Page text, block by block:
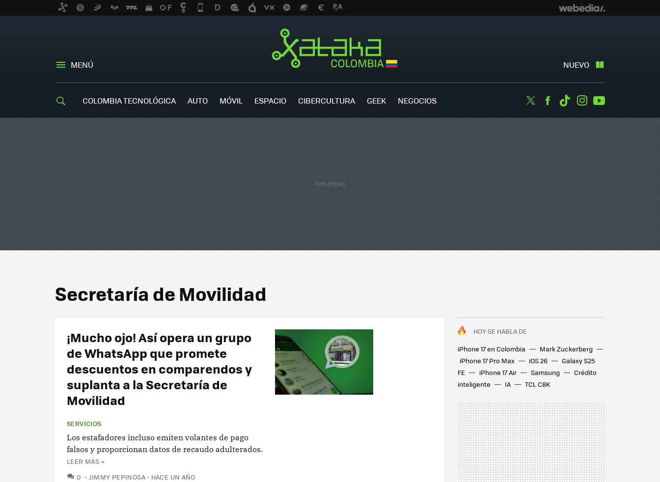
MENÚ NUEVO
COLOMBIA TECNOLÓGICA AUTO MÓVIL ESPACIO CIBERCULTURA GEEK NEGOCIOS TwitterFacebook
TiktokInstagram
Secretaría de Movilidad
HOY SE HABLA DE
iPhone 17 en Colombia
Mark Zuckerberg
iPhone 17 Pro Max
iOS 26
Galaxy S25
FE
iPhone 17 Air Samsung
Crédito
inteligente
IA TCL C8K
¡Mucho ojo! Así opera un grupo
de WhatsApp que promete
descuentos en comparendos y
suplanta a la Secretaría de
Movilidad
SERVICIOS
Los estafadores incluso emiten volantes de pago
falsos y proporcionan datos de recaudo adulterados.
LEER MÁS »
0 COMENTARIOS
JIMMY PEPINOSA HACE UN AÑO